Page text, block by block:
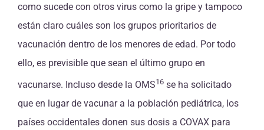
como sucede con otros virus como la gripe y tampoco
están claro cuáles son los grupos prioritarios de
vacunación dentro de los menores de edad. Por todo
ello, es previsible que sean el último grupo en
vacunarse. Incluso desde la OMS16 se ha solicitado
que en lugar de vacunar a la población pediátrica, los
países occidentales donen sus dosis a COVAX para